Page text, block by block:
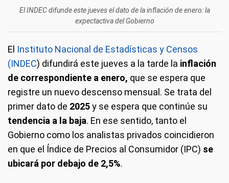
El INDEC difunde este jueves el dato de la inflación de enero: la
expectactiva del Gobierno
El Instituto Nacional de Estadísticas y Censos
(INDEC) difundirá este jueves a la tarde la inflación
de correspondiente a enero, que se espera que
registre un nuevo descenso mensual. Se trata del
primer dato de 2025y se espera que continúe su
tendencia a la baja. En ese sentido, tanto el
Gobierno como los analistas privados coincidieron
en que el Índice de Precios al Consumidor (IPC) se
ubicará por debajo de 2,5%.